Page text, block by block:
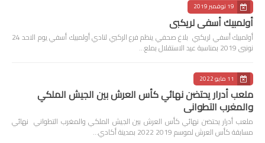
19 نوفمبر 2019
أولمبيك أسفي لريكبي
أولمبيك أسفي لريكبي بلاغ صحفي ينظم فرع الركبي لنادي أولمبيك أسفي يوم الاحد 24
نونبى 2019 بمناسبة عيد الاستقلال بملع…
11 مايو 2022
ملعب أدرار يحتضن نهائي كأس العرش بين الجيش الملكي
والمغرب التطواني
ملعب أدرار يحتضن نهائي كأس العرش بين الجيش الملكي والمغرب التطواني نهائي
مسابقة كأس العرش لموسم 2019 2022 بمدينة أكادي…